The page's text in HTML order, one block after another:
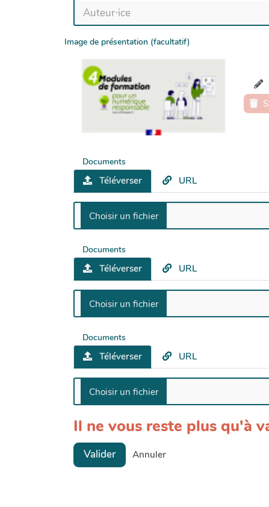
Image de présentation (facultatif)
Documents
Téléverser URL
Documents
Téléverser URL
Documents
Téléverser URL
Il ne vous reste plus qu'à
Valider Annuler